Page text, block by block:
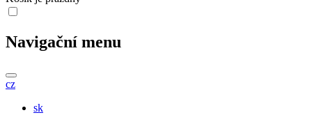
Navigační menu
cz
sk